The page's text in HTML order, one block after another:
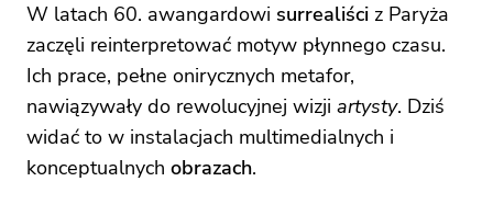
W latach 60. awangardowi surrealiści z Paryża
zaczęli reinterpretować motyw płynnego czasu.
Ich prace, pełne onirycznych metafor,
nawiązywały do rewolucyjnej wizji artysty. Dziś
widać to w instalacjach multimedialnych i
konceptualnych obrazach.